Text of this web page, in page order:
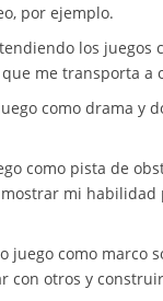
por ejemplo.
los juegos
me transporta a
como drama y
como pista de
mi habilidad
o juego como marco
con otros y